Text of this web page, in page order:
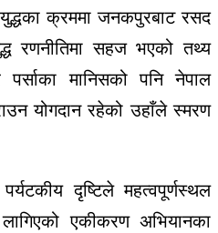
युद्धका क्रममा जनकपुरबाट रसद
रणनीतिमा सहज भएको तथ्य
मानिसको पनि नेपाल
योगदान रहेको उहाँले स्मरण
दृष्टिले महत्वपूर्णस्थल
लागिएको एकीकरण अभियानका